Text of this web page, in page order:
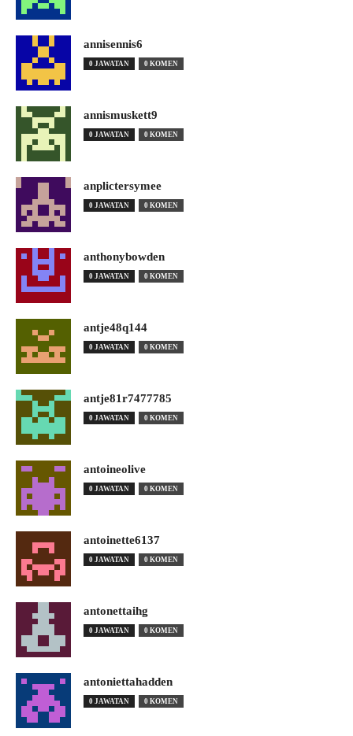
annisennis6
0 JAWATAN 0 KOMEN
annismuskett9
0 JAWATAN 0 KOMEN
anplictersymee
0 JAWATAN 0 KOMEN
anthonybowden
0 JAWATAN 0 KOMEN
antje48q144
0 JAWATAN 0 KOMEN
antje81r7477785
0 JAWATAN 0 KOMEN
antoineolive
0 JAWATAN 0 KOMEN
antoinette6137
0 JAWATAN 0 KOMEN
antonettaihg
0 JAWATAN 0 KOMEN
antoniettahadden
0 JAWATAN 0 KOMEN